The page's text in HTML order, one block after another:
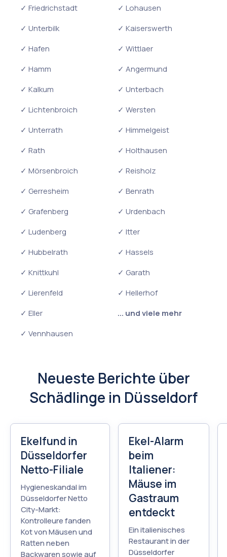
✓ Friedrichstadt
✓ Unterbilk
✓ Hafen
✓ Hamm
✓ Lohausen
✓ Kaiserswerth
✓ Wittlaer
✓ Angermund
✓ Kalkum
✓ Lichtenbroich
✓ Unterrath
✓ Rath
✓ Mörsenbroich
✓ Gerresheim
✓ Grafenberg
✓ Ludenberg
✓ Hubbelrath
✓ Knittkuhl
✓ Lierenfeld
✓ Eller
✓ Vennhausen
✓ Unterbach
✓ Wersten
✓ Himmelgeist
✓ Holthausen
✓ Reisholz
✓ Benrath
✓ Urdenbach
✓ Itter
✓ Hassels
✓ Garath
✓ Hellerhof
... und viele mehr
Neueste Berichte über
Schädlinge in Düsseldorf
Ekelfund in
Düsseldorfer
Netto-Filiale
Hygieneskandal im
Düsseldorfer Netto
City-Markt:
Kontrolleure fanden
Kot von Mäusen und
Ratten neben
Backwaren sowie auf
Ekel-Alarm
beim
Italiener:
Mäuse im
Gastraum
entdeckt
Ein italienisches
Restaurant in der
Düsseldorfer